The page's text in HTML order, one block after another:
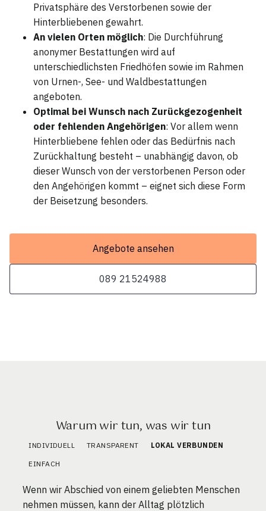
Privatsphäre des Verstorbenen sowie der
Hinterbliebenen gewahrt.
An vielen Orten möglich: Die Durchführung
anonymer Bestattungen wird auf
unterschiedlichsten Friedhöfen sowie im Rahmen
von Urnen-, See- und Waldbestattungen
angeboten.
Optimal bei Wunsch nach Zurückgezogenheit
oder fehlenden Angehörigen: Vor allem wenn
Hinterbliebene fehlen oder das Bedürfnis nach
Zurückhaltung besteht – unabhängig davon, ob
dieser Wunsch von der verstorbenen Person oder
den Angehörigen kommt – eignet sich diese Form
der Beisetzung besonders.
Angebote ansehen
089 21524988
Warum wir tun, was wir tun
INDIVIDUELL TRANSPARENT LOKAL VERBUNDEN
EINFACH
Wenn wir Abschied von einem geliebten Menschen
nehmen müssen, kann der Alltag plötzlich